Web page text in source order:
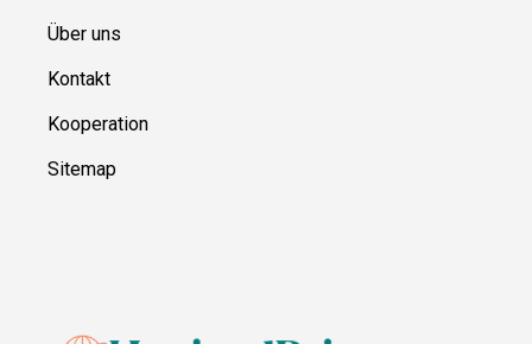
Über uns
Kontakt
Kooperation
Sitemap